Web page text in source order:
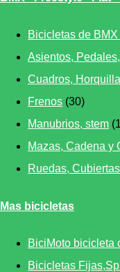
Bicicletas de
Asientos,
Cuadros,
Frenos (30)
Manubrios, stem
Mazas, Cadena y
Ruedas,
Mas bicicletas
BiciMoto bicicleta
Bicicletas